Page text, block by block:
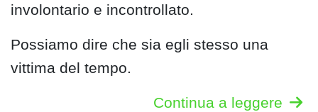
involontario e incontrollato.
Possiamo dire che sia egli stesso una
vittima del tempo.
Continua a leggere